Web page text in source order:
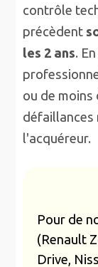
contrôle
précèdent
les 2 ans.
ou de moins
défaillances
l'acquéreur.
Pour de
(Renault
Drive,